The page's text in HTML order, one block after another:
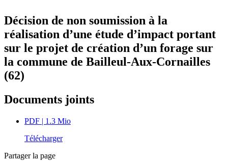
Décision de non soumission à la
réalisation d’une étude d’impact portant
sur le projet de création d’un forage sur
la commune de Bailleul-Aux-Cornailles
(62)
Documents joints
PDF | 1.3 Mio
Télécharger
Partager la page